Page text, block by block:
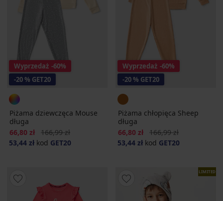
Wyprzedaż -60%
-20 % GET20
Piżama dziewczęca Mouse
długa
Zniżka
66,80 zł Pierwotna cena
166,99 zł
53,44 zł kod GET20
Wyprzedaż -60%
-20 % GET20
Piżama chłopięca Sheep
długa
Zniżka
66,80 zł Pierwotna cena
166,99 zł
53,44 zł kod GET20
LIMITED